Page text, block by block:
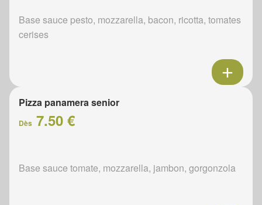
Base sauce pesto, mozzarella, bacon, ricotta, tomates
cerises
Pizza panamera senior
Dès 7.50 €
Base sauce tomate, mozzarella, jambon, gorgonzola